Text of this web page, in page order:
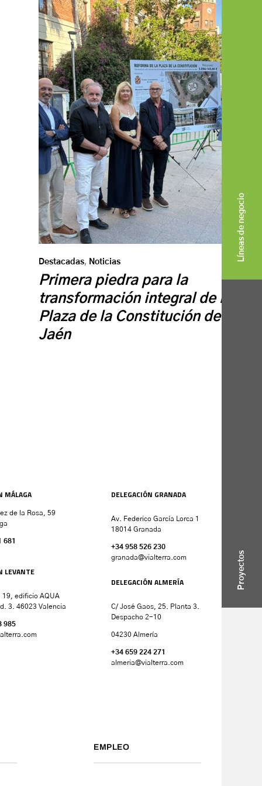
Líneas de negocio
Proyectos
Destacadas, Noticias
Primera piedra para la
transformación integral de la
Plaza de la Constitución de
Jaén
MÁLAGA
de la Rosa, 59
681
LEVANTE
19, edificio AQUA
3. 46023 Valencia
985
DELEGACIÓN GRANADA
Av. Federico García Lorca 1
18014 Granada
+34 958 526 230
granada@vialterra.com
DELEGACIÓN ALMERÍA
C/ José Gaos, 25. Planta 3.
Despacho 2-10
04230 Almería
+34 659 224 271
almeria@vialterra.com
EMPLEO